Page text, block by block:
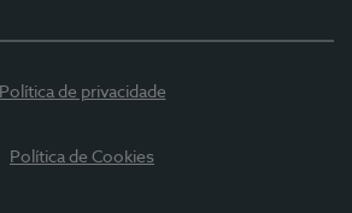
Política de privacidade
Política de Cookies